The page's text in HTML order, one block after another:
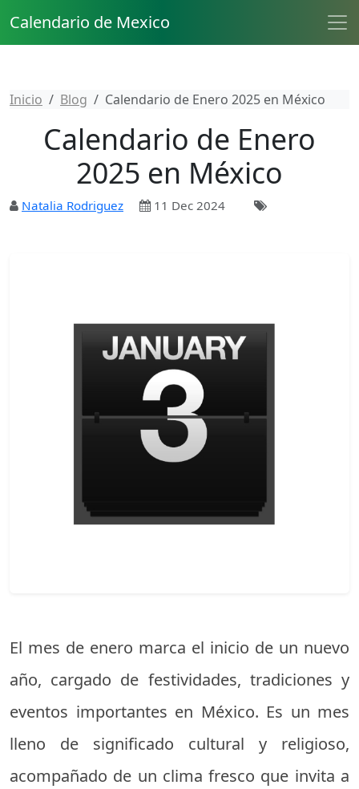
Calendario de Mexico
Inicio Blog Calendario de Enero 2025 en México
Calendario de Enero
2025 en México
Natalia Rodriguez 11 Dec 2024
El mes de enero marca el inicio de un nuevo
año, cargado de festividades, tradiciones y
eventos importantes en México. Es un mes
lleno de significado cultural y religioso,
acompañado de un clima fresco que invita a